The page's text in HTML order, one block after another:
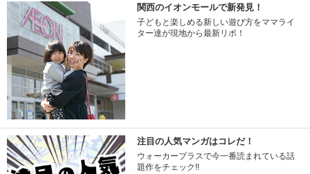
関西のイオンモールで新発見！
子どもと楽しめる新しい遊び方をママライ
ター達が現地から最新リポ！
注目の人気マンガはコレだ！
ウォーカープラスで今一番読まれている話
題作をチェック!!